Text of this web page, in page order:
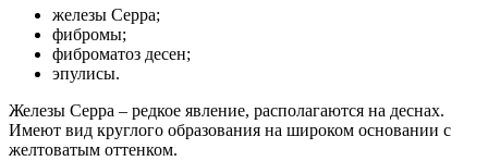
железы Серра;
фибромы;
фиброматоз десен;
эпулисы.
Железы Серра – редкое явление, располагаются на деснах.
Имеют вид круглого образования на широком основании с
желтоватым оттенком.